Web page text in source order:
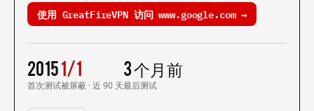
使用 GreatFireVPN 访问 www.google.com →
2015
首次测试
1/1
被屏蔽 · 近 90 天
3 个月前
最后测试